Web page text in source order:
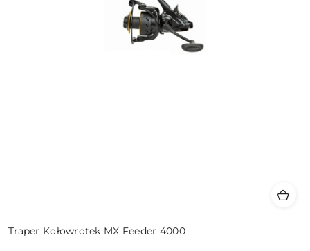
Traper Kołowrotek MX Feeder 4000